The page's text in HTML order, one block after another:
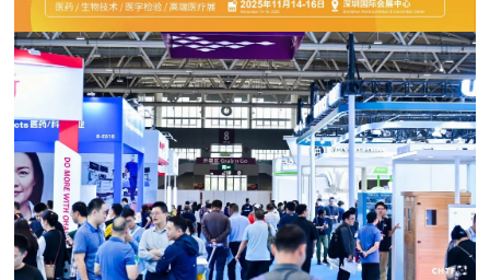
姓名
电话
邮箱